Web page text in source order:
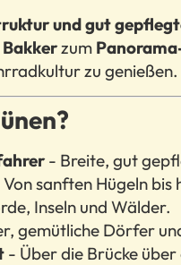
und gut
zum
zu genießen.
- Breite, gut
sanften Hügeln bis
Inseln und Wälder.
gemütliche Dörfer
- Über die Brücke